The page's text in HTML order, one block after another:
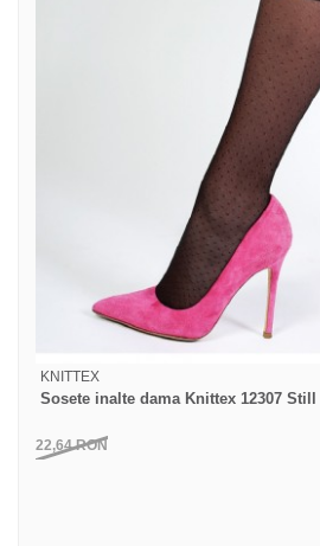
KNITTEX
Sosete inalte dama Knittex 12307 Still
22,64RON